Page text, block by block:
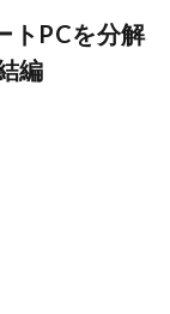
究
トPCを分解
編